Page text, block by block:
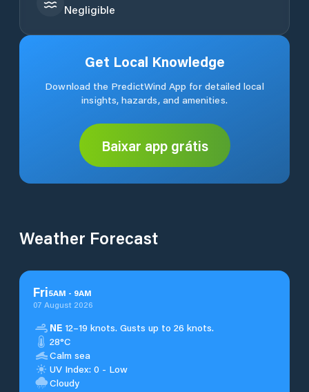
Negligible
Get Local Knowledge
Download the PredictWind App for detailed local
insights, hazards, and amenities.
Baixar app grátis
Weather Forecast
Fri5AM - 9AM
07 August 2026
NE 12–19 knots. Gusts up to 26 knots.
28°C
Calm sea
UV Index: 0 - Low
Cloudy